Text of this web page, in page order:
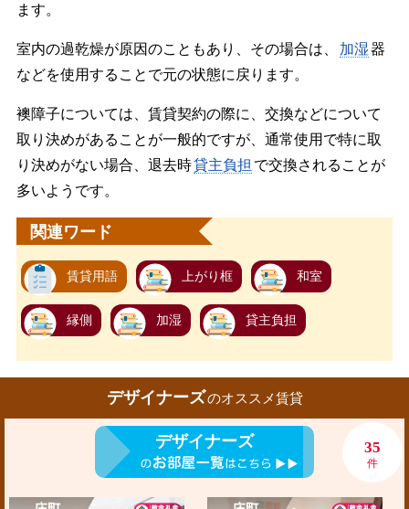
ます。
室内の過乾燥が原因のこともあり、その場合は、 加湿器
などを使用することで元の状態に戻ります。
襖障子については、賃貸契約の際に、交換などについて
取り決めがあることが一般的ですが、通常使用で特に取
り決めがない場合、退去時貸主負担 で交換されることが
多いようです。
関連ワード
賃貸用語 上がり框 和室
縁側 加湿 貸主負担
デザイナーズのオススメ賃貸
デザイナーズ 35
件